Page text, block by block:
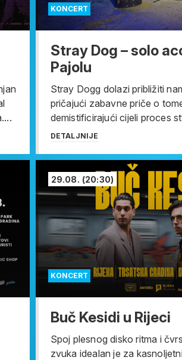
KONCERT
Stray Dog – solo
Pajolu
Stray Dogg dolazi približiti
pričajući zabavne priče o
demistificirajući cijeli proces
DETALJNIJE
KONCERT
29.08. (20:30)
Buč Kesidi u Rijeci
Spoj plesnog disko ritma i
zvuka idealan je za